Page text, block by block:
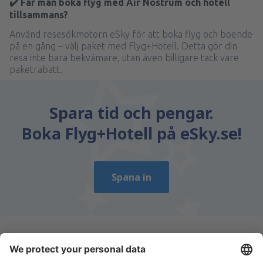
✔️ Får man boka flyg med Air Nostrum och hotell
tillsammans?
Använd resesökmotorn eSky för att boka flyg och boende
på en gång – välj paket med Flyg+Hotell. Detta gör din
resa inte bara bekvämare, utan även billigare tack vare
paketrabatt.
Spara tid och pengar.
Boka Flyg+Hotell på eSky.se!
Spana in